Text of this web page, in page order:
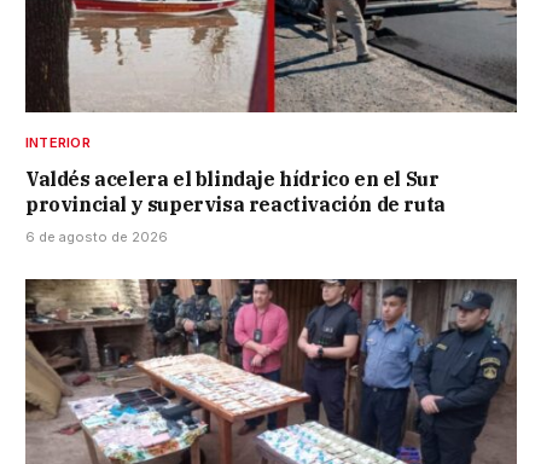
INTERIOR
Valdés acelera el blindaje hídrico en el Sur
provincial y supervisa reactivación de ruta
6 de agosto de 2026